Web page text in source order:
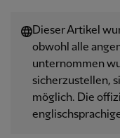
Dieser Artikel
obwohl alle
unternommen
sicherzustellen,
möglich. Die